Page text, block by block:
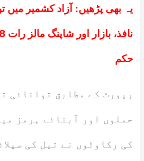
یہ بھی پڑھیں: آزاد کشمیر میں
حکم
رپورٹ کے مطابق توانائی
حملوں اور آبنائے ہرمز
کی رکاوٹوں نے تیل کی